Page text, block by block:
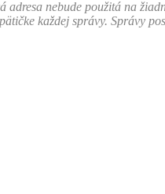
adresa neb­ude použitá na
každej správy. Správy